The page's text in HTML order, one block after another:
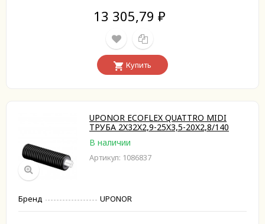
13 305,79 ₽
Купить
UPONOR ECOFLEX QUATTRO MIDI
ТРУБА 2X32X2,9-25X3,5-20X2,8/140
В наличии
Артикул: 1086837
Бренд UPONOR